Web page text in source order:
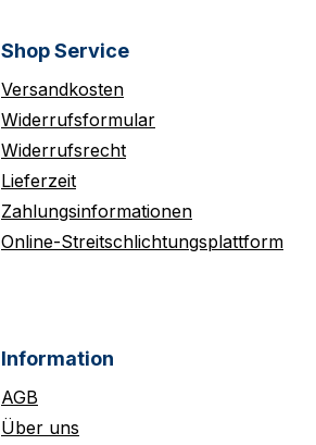
Shop Service
Versandkosten
Widerrufsformular
Widerrufsrecht
Lieferzeit
Zahlungsinformationen
Online-Streitschlichtungsplattform
Information
AGB
Über uns